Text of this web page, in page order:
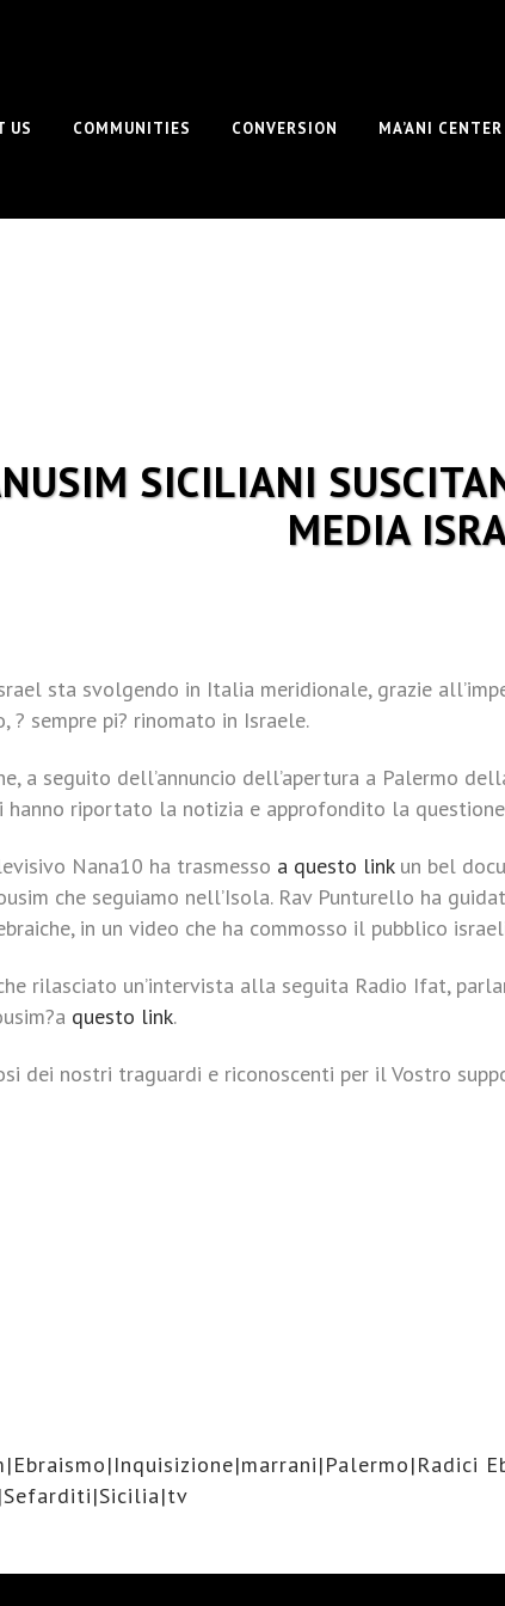
US COMMUNITIES CONVERSION MA’ANI CENTER
SICILIANI
MEDIA
sta svolgendo in Italia meridionale, grazie
? sempre pi? rinomato in Israele.
a seguito dell’annuncio dell’apertura a Palermo
hanno riportato la notizia e approfondito la
Nana10 ha trasmesso a questo linkun bel
che seguiamo nell’Isola. Rav Punturello ha
in un video che ha commosso il pubblico
rilasciato un’intervista alla seguita Radio Ifat,
questo link.
dei nostri traguardi e riconoscenti per il Vostro